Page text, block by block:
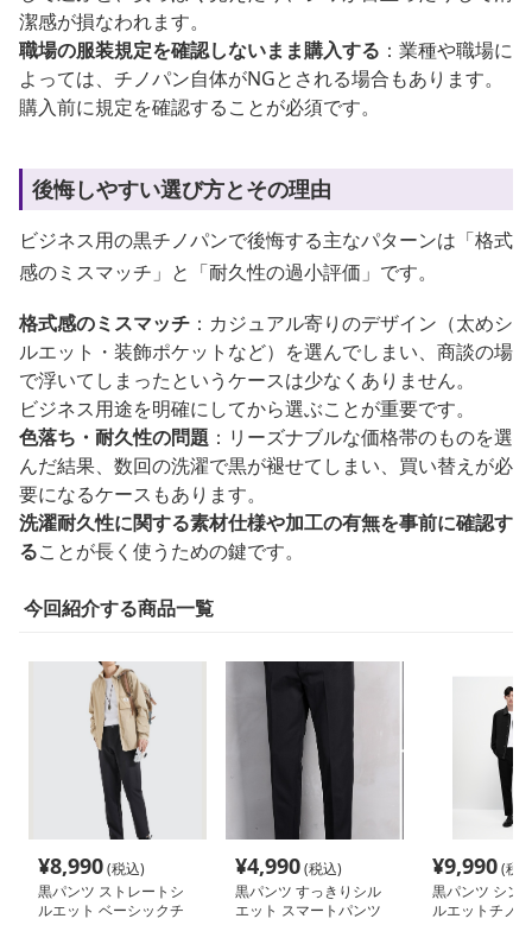
潔感が損なわれます。
職場の服装規定を確認しないまま購入する ：業種や職場に
よっては、チノパン自体がNGとされる場合もあります。
購入前に規定を確認することが必須です。
後悔しやすい選び方とその理由
ビジネス用の黒チノパンで後悔する主なパターンは「格式
感のミスマッチ」と「耐久性の過小評価」です。
格式感のミスマッチ ：カジュアル寄りのデザイン（太めシ
ルエット・装飾ポケットなど）を選んでしまい、商談の場
で浮いてしまったというケースは少なくありません。
ビジネス用途を明確にしてから選ぶことが重要です。
色落ち・耐久性の問題 ：リーズナブルな価格帯のものを選
んだ結果、数回の洗濯で黒が褪せてしまい、買い替えが必
要になるケースもあります。
洗濯耐久性に関する素材仕様や加工の有無を事前に確認す
ることが長く使うための鍵です。
今回紹介する商品一覧
¥8,990(税込)
黒パンツ ストレートシ
ルエット ベーシックチ
¥4,990(税込)
黒パンツ すっきりシル
エット スマートパンツ
¥9,990(税
黒パンツ シン
ルエットチノ